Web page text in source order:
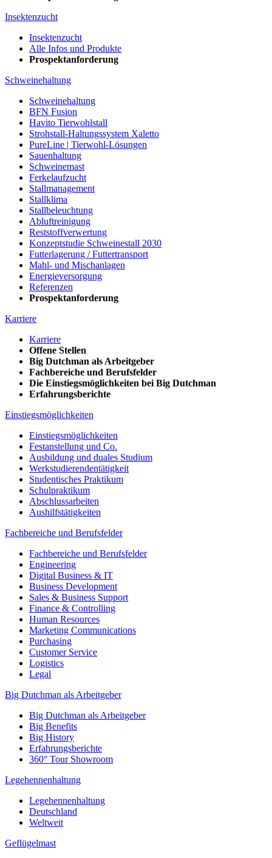
Insektenzucht
Insektenzucht
Alle Infos und Produkte
Prospektanforderung
Schweinehaltung
Schweinehaltung
BFN Fusion
Havito Tierwohlstall
Strohstall-Haltungssystem Xaletto
PureLine | Tierwohl-Lösungen
Sauenhaltung
Schweinemast
Ferkelaufzucht
Stallmanagement
Stallklima
Stallbeleuchtung
Abluftreinigung
Reststoffverwertung
Konzeptstudie Schweinestall 2030
Futterlagerung / Futtertransport
Mahl- und Mischanlagen
Energieversorgung
Referenzen
Prospektanforderung
Karriere
Karriere
Offene Stellen
Big Dutchman als Arbeitgeber
Fachbereiche und Berufsfelder
Die Einstiegsmöglichkeiten bei Big Dutchman
Erfahrungsberichte
Einstiegsmöglichkeiten
Einstiegsmöglichkeiten
Festanstellung und Co.
Ausbildung und duales Studium
Werkstudierendentätigkeit
Studentisches Praktikum
Schulpraktikum
Abschlussarbeiten
Aushilfstätigkeiten
Fachbereiche und Berufsfelder
Fachbereiche und Berufsfelder
Engineering
Digital Business & IT
Business Development
Sales & Business Support
Finance & Controlling
Human Resources
Marketing Communications
Purchasing
Customer Service
Logistics
Legal
Big Dutchman als Arbeitgeber
Big Dutchman als Arbeitgeber
Big Benefits
Big History
Erfahrungsberichte
360° Tour Showroom
Legehennenhaltung
Legehennenhaltung
Deutschland
Weltweit
Geflügelmast